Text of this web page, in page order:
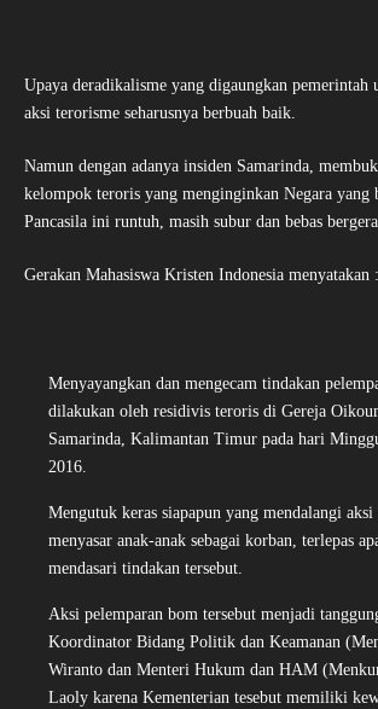
Upaya deradikalisme yang digaungkan pemerintah
aksi terorisme seharusnya berbuah baik.
Namun dengan adanya insiden Samarinda,
kelompok teroris yang menginginkan Negara yang
Pancasila ini runtuh, masih subur dan bebas
Gerakan Mahasiswa Kristen Indonesia menyatakan :
Menyayangkan dan mengecam tindakan
dilakukan oleh residivis teroris di Gereja
Samarinda, Kalimantan Timur pada hari
2016.
Mengutuk keras siapapun yang mendalangi
menyasar anak-anak sebagai korban, terlepas
mendasari tindakan tersebut.
Aksi pelemparan bom tersebut menjadi
Koordinator Bidang Politik dan Keamanan
Wiranto dan Menteri Hukum dan HAM
Laoly karena Kementerian tesebut memiliki